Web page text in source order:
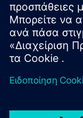
end-to-end? We
in a highly
Μάθετε